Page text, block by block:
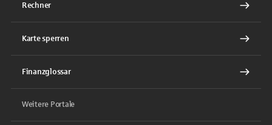
Rechner
Karte sperren
Finanzglossar
Weitere Portale